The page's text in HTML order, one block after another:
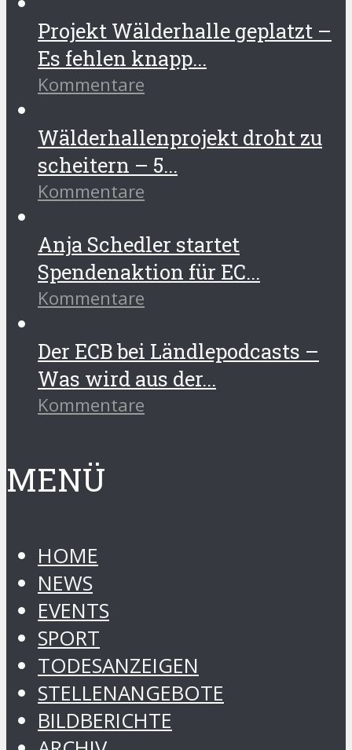
Projekt Wälderhalle geplatzt –
Es fehlen knapp...
Kommentare
Wälderhallenprojekt droht zu
scheitern – 5...
Kommentare
Anja Schedler startet
Spendenaktion für EC...
Kommentare
Der ECB bei Ländlepodcasts –
Was wird aus der...
Kommentare
MENÜ
HOME
NEWS
EVENTS
SPORT
TODESANZEIGEN
STELLENANGEBOTE
BILDBERICHTE